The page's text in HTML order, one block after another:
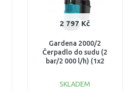
2 797 Kč
Gardena 2000/2
Čerpadlo do sudu (2
bar/2 000 l/h) (1x2
SKLADEM